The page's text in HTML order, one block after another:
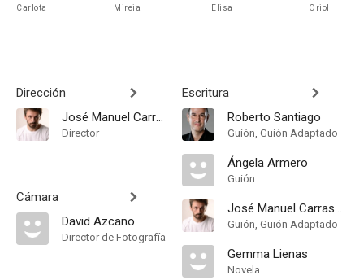
Carlota Mireia Elisa Oriol
Dirección
José Manuel Carrasco
Director
Cámara
David Azcano
Director de Fotografía
Escritura
Roberto Santiago
Guión, Guión Adaptado
Ángela Armero
Guión
José Manuel Carrasco
Guión, Guión Adaptado
Gemma Lienas
Novela